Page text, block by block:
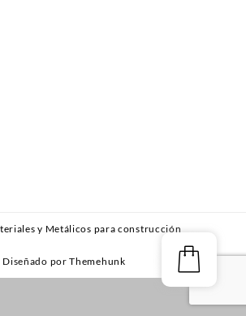
y Metálicos para construcción
Diseñado por Themehunk